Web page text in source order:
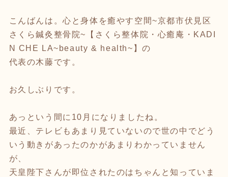
こんばんは。心と身体を癒やす空間~京都市伏見区
さくら鍼灸整骨院~【さくら整体院・心癒庵・KADI
N CHE LA~beauty & health~】の
代表の木藤です。
お久しぶりです。
あっという間に10月になりましたね。
最近、テレビもあまり見ていないので世の中でどう
いう動きがあったのかがあまりわかっていません
が、
天皇陛下さんが即位されたのはちゃんと知っていま